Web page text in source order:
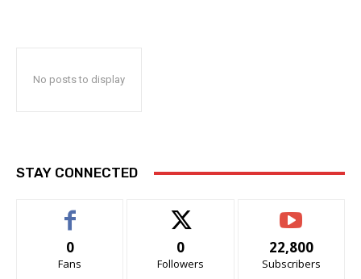
No posts to display
STAY CONNECTED
0
Fans
0
Followers
22,800
Subscribers